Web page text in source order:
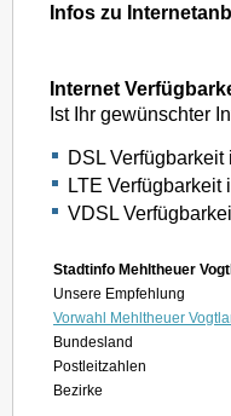
Infos zu
Internet
Ist Ihr gewünschter
DSL
LTE Verfügbarkeit
VDSL
Stadtinfo Mehltheuer
Unsere Empfehlung
Vorwahl Mehltheuer
Bundesland
Postleitzahlen
Bezirke